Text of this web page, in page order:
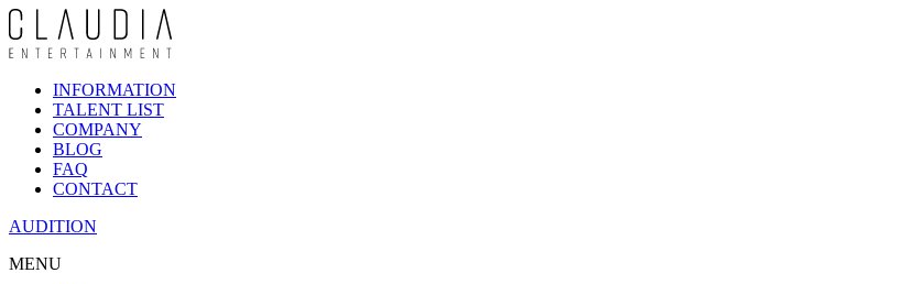
INFORMATION
TALENT LIST
COMPANY
BLOG
FAQ
CONTACT
AUDITION
MENU